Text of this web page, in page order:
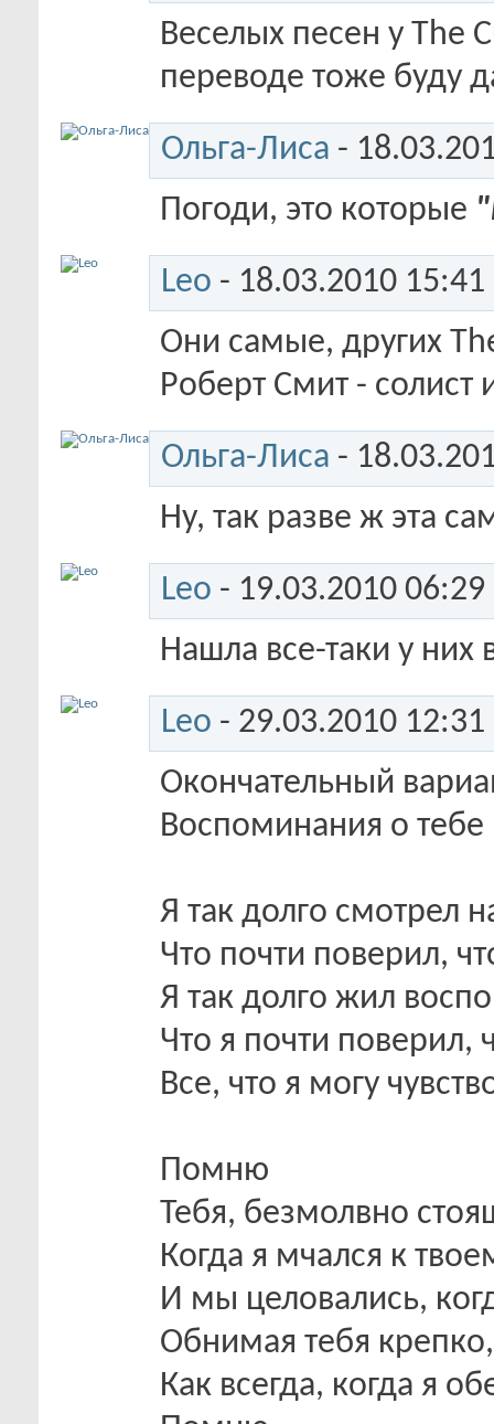
Веселых песен у The
переводе тоже буду
Ольга-Лиса -
Погоди, это которые
Leo - 18.03.2010 15:41
Они самые, других
Роберт Смит - солист
Ольга-Лиса -
Ну, так разве ж эта
Leo - 19.03.2010 06:29
Нашла все-таки у
Leo - 29.03.2010 12:31
Окончательный
Воспоминания о тебе
Я так долго смотрел
Что почти поверил,
Я так долго жил
Что я почти поверил,
Все, что я могу
Помню
Тебя, безмолвно
Когда я мчался к
И мы целовались,
Обнимая тебя крепко,
Как всегда, когда я